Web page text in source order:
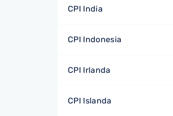
CPI India
CPI Indonesia
CPI Irlanda
CPI Islanda